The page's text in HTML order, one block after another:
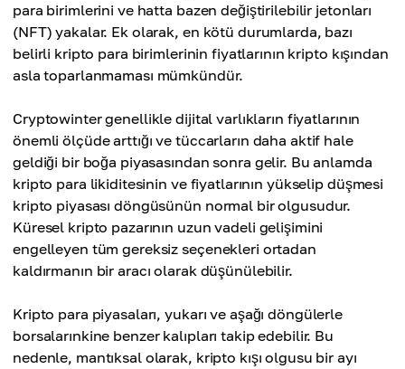
para birimlerini ve hatta bazen değiştirilebilir jetonları
(NFT) yakalar. Ek olarak, en kötü durumlarda, bazı
belirli kripto para birimlerinin fiyatlarının kripto kışından
asla toparlanmaması mümkündür.
Cryptowinter genellikle dijital varlıkların fiyatlarının
önemli ölçüde arttığı ve tüccarların daha aktif hale
geldiği bir boğa piyasasından sonra gelir. Bu anlamda
kripto para likiditesinin ve fiyatlarının yükselip düşmesi
kripto piyasası döngüsünün normal bir olgusudur.
Küresel kripto pazarının uzun vadeli gelişimini
engelleyen tüm gereksiz seçenekleri ortadan
kaldırmanın bir aracı olarak düşünülebilir.
Kripto para piyasaları, yukarı ve aşağı döngülerle
borsalarınkine benzer kalıpları takip edebilir. Bu
nedenle, mantıksal olarak, kripto kışı olgusu bir ayı